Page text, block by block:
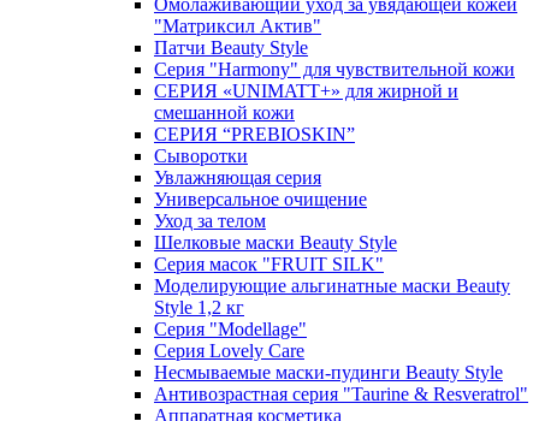
Омолаживающий уход за увядающей кожей
"Матриксил Актив"
Патчи Beauty Style
Серия "Harmony" для чувствительной кожи
СЕРИЯ «UNIMATT+» для жирной и
смешанной кожи
СЕРИЯ “PREBIOSKIN”
Сыворотки
Увлажняющая серия
Универсальное очищение
Уход за телом
Шелковые маски Beauty Style
Серия масок "FRUIT SILK"
Моделирующие альгинатные маски Beauty
Style 1,2 кг
Серия "Modellage"
Cерия Lovely Care
Несмываемые маски-пудинги Beauty Style
Антивозрастная серия "Taurine & Resveratrol"
Аппаратная косметика